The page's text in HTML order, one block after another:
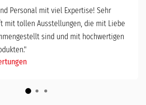
Personal mit viel Expertise! Sehr
mit tollen Ausstellungen, die mit Liebe
sind und mit hochwertigen